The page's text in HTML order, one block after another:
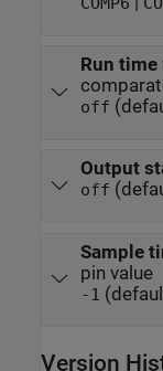
Run
off
Output
off
Sample
pin value
-1
Version